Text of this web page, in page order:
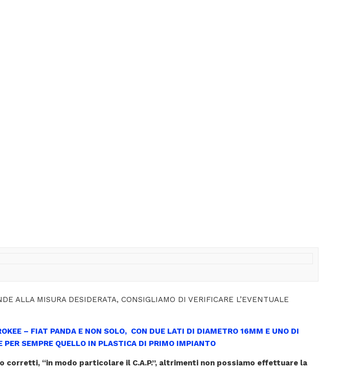
ALLA MISURA DESIDERATA, CONSIGLIAMO DI VERIFICARE L’EVENTUALE
– FIAT PANDA E NON SOLO, CON DUE LATI DI DIAMETRO 16MM E UNO DI
PER SEMPRE QUELLO IN PLASTICA DI PRIMO IMPIANTO
“in modo particolare il C.A.P.”, altrimenti non possiamo effettuare la